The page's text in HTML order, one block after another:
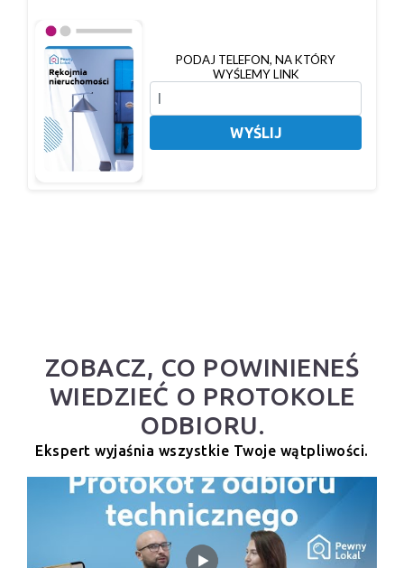
PODAJ TELEFON, NA KTÓRY
WYŚLEMY LINK
WYŚLIJ
ZOBACZ, CO POWINIENEŚ
WIEDZIEĆ O PROTOKOLE
ODBIORU.
Ekspert wyjaśnia wszystkie Twoje wątpliwości.